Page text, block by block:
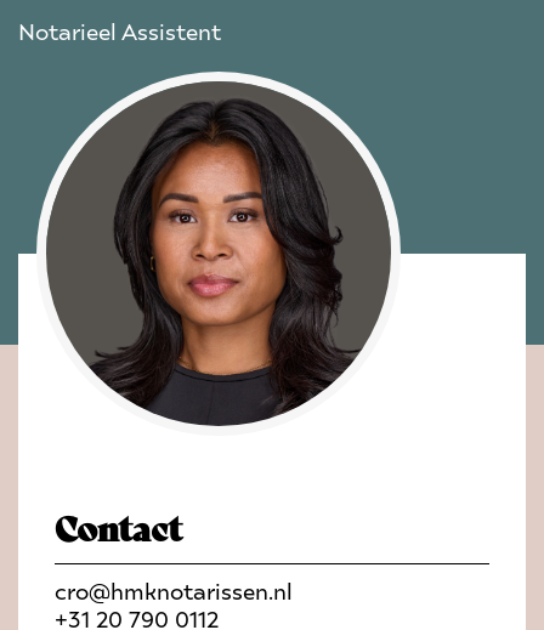
Notarieel Assistent
Contact
cro@hmknotarissen.nl
+31 20 790 0112